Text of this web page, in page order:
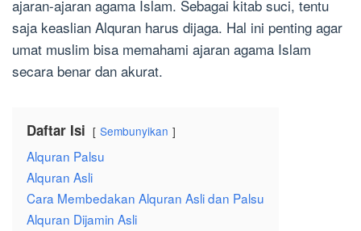
ajaran-ajaran agama Islam. Sebagai kitab suci, tentu
saja keaslian Alquran harus dijaga. Hal ini penting agar
umat muslim bisa memahami ajaran agama Islam
secara benar dan akurat.
Daftar Isi Sembunyikan
Alquran Palsu
Alquran Asli
Cara Membedakan Alquran Asli dan Palsu
Alquran Dijamin Asli